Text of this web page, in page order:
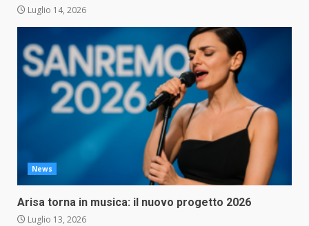
Luglio 14, 2026
News
Arisa torna in musica: il nuovo progetto 2026
Luglio 13, 2026